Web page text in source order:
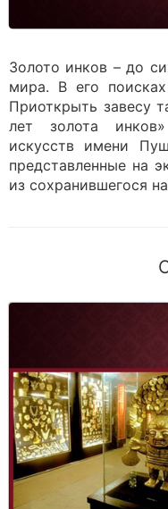
Золото инков – до
мира. В его
Приоткрыть завесу
лет золота
искусств имени
представленные на
из сохранившегося